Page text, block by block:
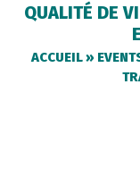
QUALITÉ DE
ACCUEIL»